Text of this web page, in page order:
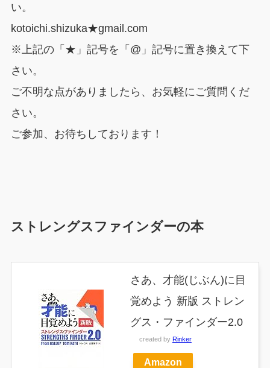
い。
kotoichi.shizuka★gmail.com
※上記の「★」記号を「@」記号に置き換えて下
さい。
ご不明な点がありましたら、お気軽にご質問くだ
さい。
ご参加、お待ちしております！
ストレングスファインダーの本
さあ、才能(じぶん)に目
覚めよう 新版 ストレン
グス・ファインダー2.0
created by Rinker
Amazon